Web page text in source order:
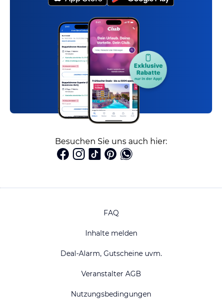
Besuchen Sie uns auch hier:
FAQ
Inhalte melden
Deal-Alarm, Gutscheine uvm.
Veranstalter AGB
Nutzungsbedingungen